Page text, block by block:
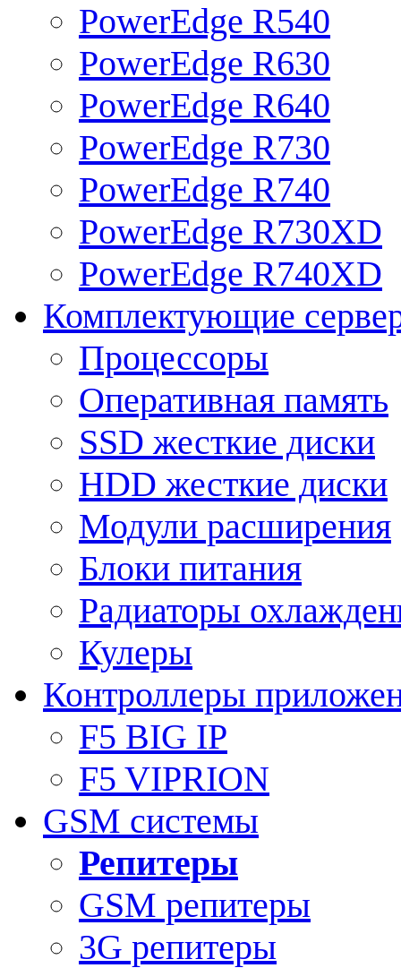
PowerEdge R540
PowerEdge R630
PowerEdge R640
PowerEdge R730
PowerEdge R740
PowerEdge R730XD
PowerEdge R740XD
Комплектующие
Процессоры
Оперативная память
SSD жесткие диски
HDD жесткие диски
Модули расширения
Блоки питания
Радиаторы
Кулеры
Контроллеры
F5 BIG IP
F5 VIPRION
GSM системы
Репитеры
GSM репитеры
3G репитеры